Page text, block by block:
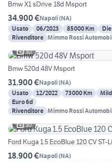
Bmw X1 sDrive 18d Msport
34.900 €Napoli(NA)
Usato
06/2023 85000 Km
Rivenditore Mimmo Rossi
30
Bmw 520d 48V Msport
31.900 €Napoli(NA)
Usato
12/2022 73000 Km
Euro 6d
Rivenditore Mimmo Rossi
30
Ford Kuga 1.5 EcoBlue 120 CV
18.900 €Napoli(NA)